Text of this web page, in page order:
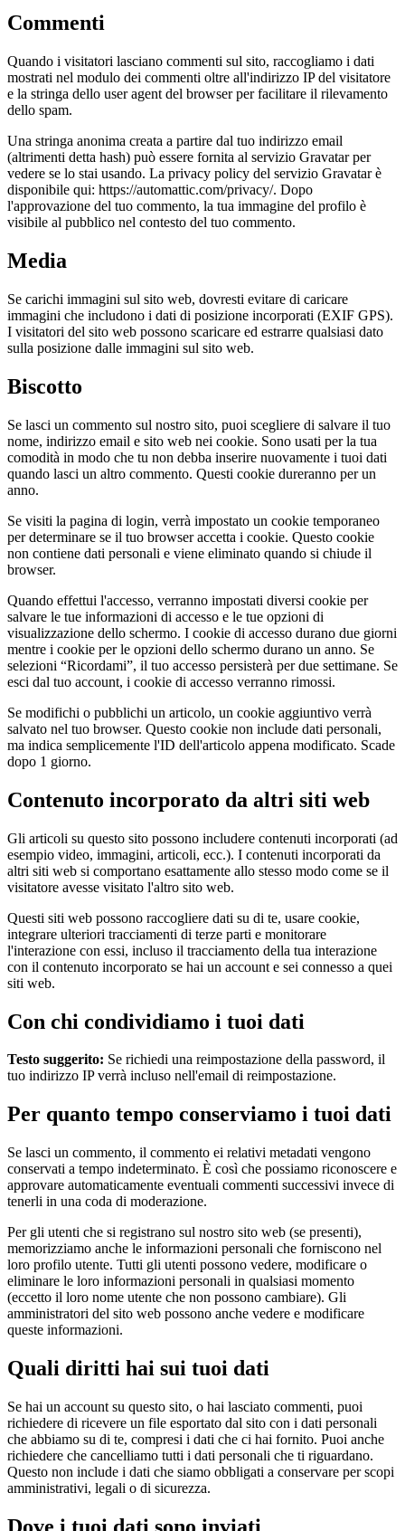
Commenti
Quando i visitatori lasciano commenti sul sito, raccogliamo i dati
mostrati nel modulo dei commenti oltre all'indirizzo IP del visitatore
e la stringa dello user agent del browser per facilitare il rilevamento
dello spam.
Una stringa anonima creata a partire dal tuo indirizzo email
(altrimenti detta hash) può essere fornita al servizio Gravatar per
vedere se lo stai usando. La privacy policy del servizio Gravatar è
disponibile qui: https://automattic.com/privacy/. Dopo
l'approvazione del tuo commento, la tua immagine del profilo è
visibile al pubblico nel contesto del tuo commento.
Media
Se carichi immagini sul sito web, dovresti evitare di caricare
immagini che includono i dati di posizione incorporati (EXIF GPS).
I visitatori del sito web possono scaricare ed estrarre qualsiasi dato
sulla posizione dalle immagini sul sito web.
Biscotto
Se lasci un commento sul nostro sito, puoi scegliere di salvare il tuo
nome, indirizzo email e sito web nei cookie. Sono usati per la tua
comodità in modo che tu non debba inserire nuovamente i tuoi dati
quando lasci un altro commento. Questi cookie dureranno per un
anno.
Se visiti la pagina di login, verrà impostato un cookie temporaneo
per determinare se il tuo browser accetta i cookie. Questo cookie
non contiene dati personali e viene eliminato quando si chiude il
browser.
Quando effettui l'accesso, verranno impostati diversi cookie per
salvare le tue informazioni di accesso e le tue opzioni di
visualizzazione dello schermo. I cookie di accesso durano due giorni
mentre i cookie per le opzioni dello schermo durano un anno. Se
selezioni “Ricordami”, il tuo accesso persisterà per due settimane. Se
esci dal tuo account, i cookie di accesso verranno rimossi.
Se modifichi o pubblichi un articolo, un cookie aggiuntivo verrà
salvato nel tuo browser. Questo cookie non include dati personali,
ma indica semplicemente l'ID dell'articolo appena modificato. Scade
dopo 1 giorno.
Contenuto incorporato da altri siti web
Gli articoli su questo sito possono includere contenuti incorporati (ad
esempio video, immagini, articoli, ecc.). I contenuti incorporati da
altri siti web si comportano esattamente allo stesso modo come se il
visitatore avesse visitato l'altro sito web.
Questi siti web possono raccogliere dati su di te, usare cookie,
integrare ulteriori tracciamenti di terze parti e monitorare
l'interazione con essi, incluso il tracciamento della tua interazione
con il contenuto incorporato se hai un account e sei connesso a quei
siti web.
Con chi condividiamo i tuoi dati
Testo suggerito: Se richiedi una reimpostazione della password, il
tuo indirizzo IP verrà incluso nell'email di reimpostazione.
Per quanto tempo conserviamo i tuoi dati
Se lasci un commento, il commento ei relativi metadati vengono
conservati a tempo indeterminato. È così che possiamo riconoscere e
approvare automaticamente eventuali commenti successivi invece di
tenerli in una coda di moderazione.
Per gli utenti che si registrano sul nostro sito web (se presenti),
memorizziamo anche le informazioni personali che forniscono nel
loro profilo utente. Tutti gli utenti possono vedere, modificare o
eliminare le loro informazioni personali in qualsiasi momento
(eccetto il loro nome utente che non possono cambiare). Gli
amministratori del sito web possono anche vedere e modificare
queste informazioni.
Quali diritti hai sui tuoi dati
Se hai un account su questo sito, o hai lasciato commenti, puoi
richiedere di ricevere un file esportato dal sito con i dati personali
che abbiamo su di te, compresi i dati che ci hai fornito. Puoi anche
richiedere che cancelliamo tutti i dati personali che ti riguardano.
Questo non include i dati che siamo obbligati a conservare per scopi
amministrativi, legali o di sicurezza.